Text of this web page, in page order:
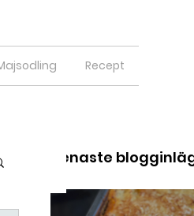
Recept
Senaste